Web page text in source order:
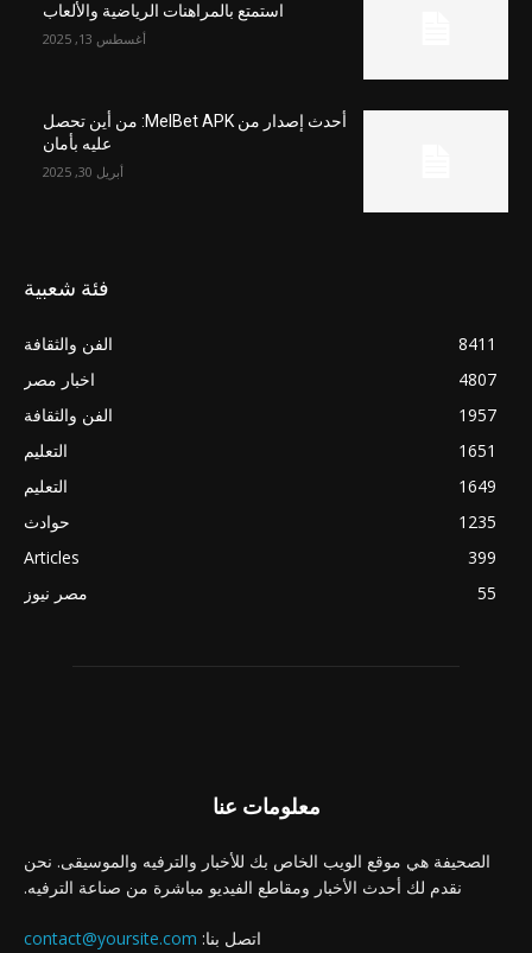
استمتع بالمراهنات الرياضية والألعاب
أغسطس 13, 2025
أحدث إصدار من MelBet APK: من أين تحصل
عليه بأمان
أبريل 30, 2025
فئة شعبية
الفن والثقافة
8411
اخبار مصر
4807
الفن والثقافة
1957
التعليم
1651
التعليم
1649
حوادث
1235
Articles
399
مصر نيوز
55
معلومات عنا
الصحيفة هي موقع الويب الخاص بك للأخبار والترفيه والموسيقى. نحن
نقدم لك أحدث الأخبار ومقاطع الفيديو مباشرة من صناعة الترفيه.
اتصل بنا: contact@yoursite.com